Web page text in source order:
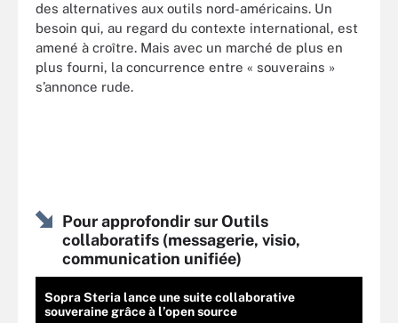
des alternatives aux outils nord-américains. Un
besoin qui, au regard du contexte international, est
amené à croître. Mais avec un marché de plus en
plus fourni, la concurrence entre « souverains »
s’annonce rude.
Pour approfondir sur Outils
collaboratifs (messagerie, visio,
communication unifiée)
Sopra Steria lance une suite collaborative
souveraine grâce à l’open source